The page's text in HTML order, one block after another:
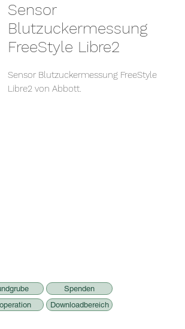
Sensor
Blutzuckermessung
FreeStyle Libre2
Sensor Blutzuckermessung FreeStyle
Libre2 von Abbott.
Spenden
Downloadbereich